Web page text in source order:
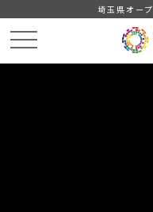
埼玉県オー